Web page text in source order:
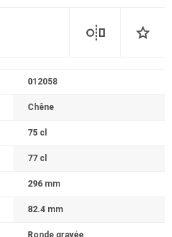
012058
Chêne
75 cl
77 cl
296 mm
82.4 mm
Ronde gravée